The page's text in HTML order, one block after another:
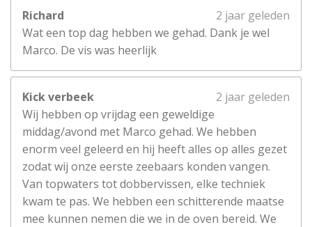
Richard
2 jaar geleden
Wat een top dag hebben we gehad. Dank je wel
Marco. De vis was heerlijk
Kick verbeek
2 jaar geleden
Wij hebben op vrijdag een geweldige
middag/avond met Marco gehad. We hebben
enorm veel geleerd en hij heeft alles op alles gezet
zodat wij onze eerste zeebaars konden vangen.
Van topwaters tot dobbervissen, elke techniek
kwam te pas. We hebben een schitterende maatse
mee kunnen nemen die we in de oven bereid. We